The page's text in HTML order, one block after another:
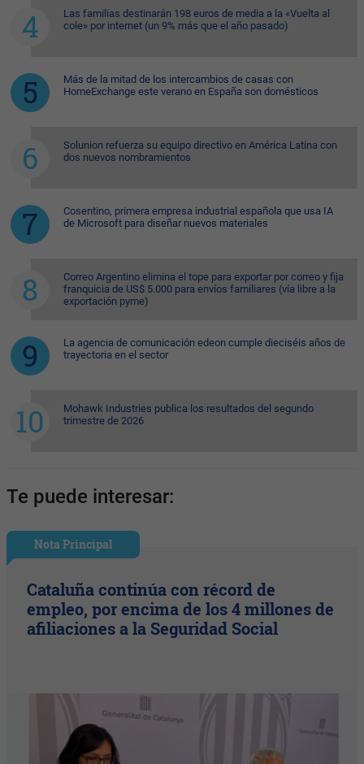
Las familias destinarán 198 euros de media a la «Vuelta al
cole» por internet (un 9% más que el año pasado)
Más de la mitad de los intercambios de casas con
HomeExchange este verano en España son domésticos
Solunion refuerza su equipo directivo en América Latina con
dos nuevos nombramientos
Cosentino, primera empresa industrial española que usa IA
de Microsoft para diseñar nuevos materiales
Correo Argentino elimina el tope para exportar por correo y fija
franquicia de US$ 5.000 para envíos familiares (vía libre a la
exportación pyme)
La agencia de comunicación edeon cumple dieciséis años de
trayectoria en el sector
Mohawk Industries publica los resultados del segundo
trimestre de 2026
Te puede interesar:
Nota Principal
Cataluña continúa con récord de
empleo, por encima de los 4 millones de
afiliaciones a la Seguridad Social